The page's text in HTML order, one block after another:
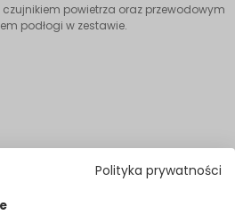
Polityka prywatności
czujnikiem powietrza oraz przewodowym
podłogi w zestawie.